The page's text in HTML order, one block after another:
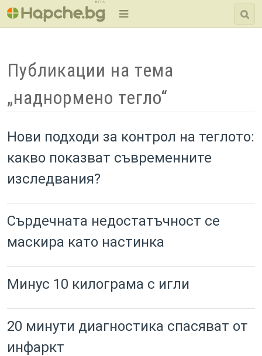
BETA
Публикации на тема
„наднормено тегло“
Нови подходи за контрол на теглото:
какво показват съвременните
изследвания?
Сърдечната недостатъчност се
маскира като настинка
Минус 10 килограма с игли
20 минути диагностика спасяват от
инфаркт